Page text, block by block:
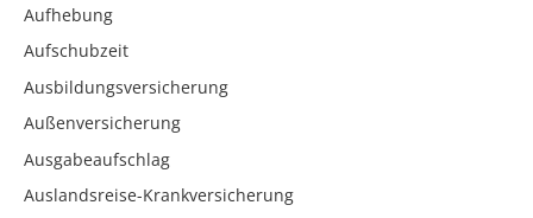
Aufhebung
Aufschubzeit
Ausbildungsversicherung
Außenversicherung
Ausgabeaufschlag
Auslandsreise-Krankversicherung